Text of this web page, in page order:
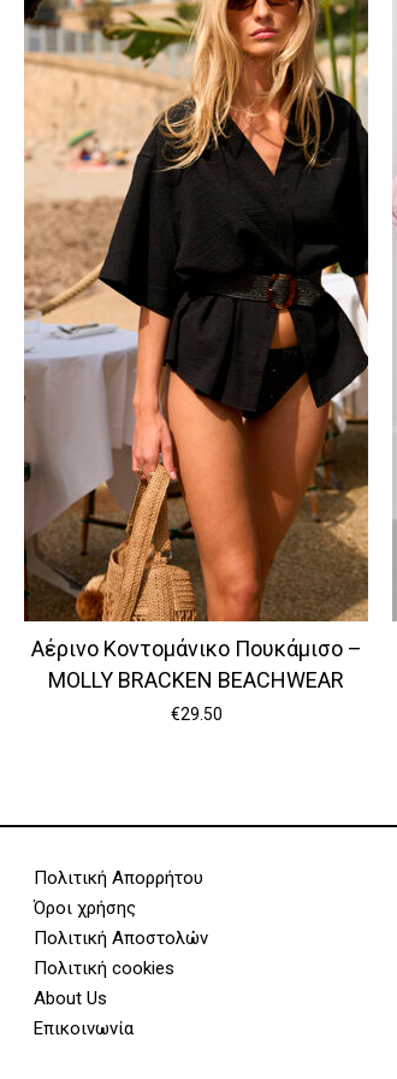
Αέρινο Κοντομάνικο Πουκάμισο –
MOLLY BRACKEN BEACHWEAR
€29.50
Πολιτική Απορρήτου
Όροι χρήσης
Πολιτική Αποστολών
Πολιτική cookies
About Us
Επικοινωνία